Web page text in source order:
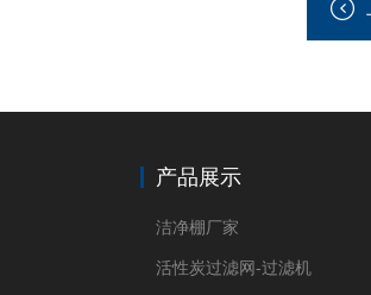
产品展示
洁净棚厂家
活性炭过滤网-过滤机